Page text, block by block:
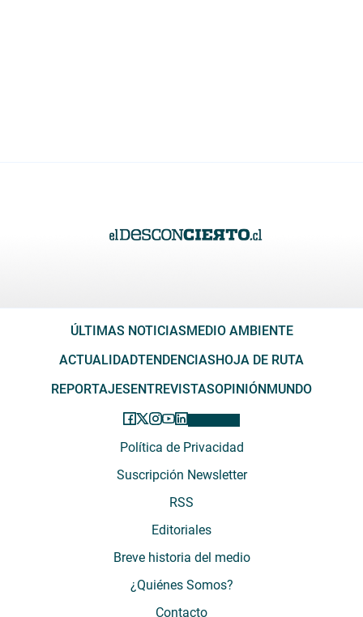
ÚLTIMAS NOTICIASMEDIO AMBIENTE
ACTUALIDADTENDENCIASHOJA DE RUTA
REPORTAJESENTREVISTASOPINIÓNMUNDO
Política de Privacidad
Suscripción Newsletter
RSS
Editoriales
Breve historia del medio
¿Quiénes Somos?
Contacto